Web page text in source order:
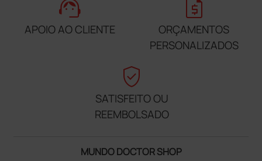
support_agent
APOIO AO CLIENTE
request_quote
ORÇAMENTOS
PERSONALIZADOS
verified_user
SATISFEITO OU
REEMBOLSADO
MUNDO DOCTOR SHOP